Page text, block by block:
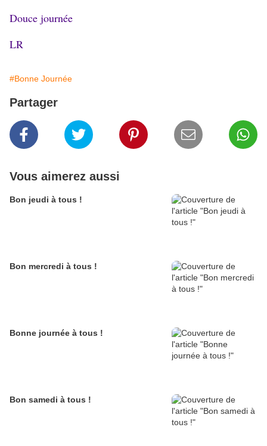
Douce journée
LR
#Bonne Journée
Partager
Vous aimerez aussi
Bon jeudi à tous !
Bon mercredi à tous !
Bonne journée à tous !
Bon samedi à tous !